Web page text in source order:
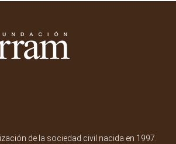
de la sociedad civil nacida en 1997.